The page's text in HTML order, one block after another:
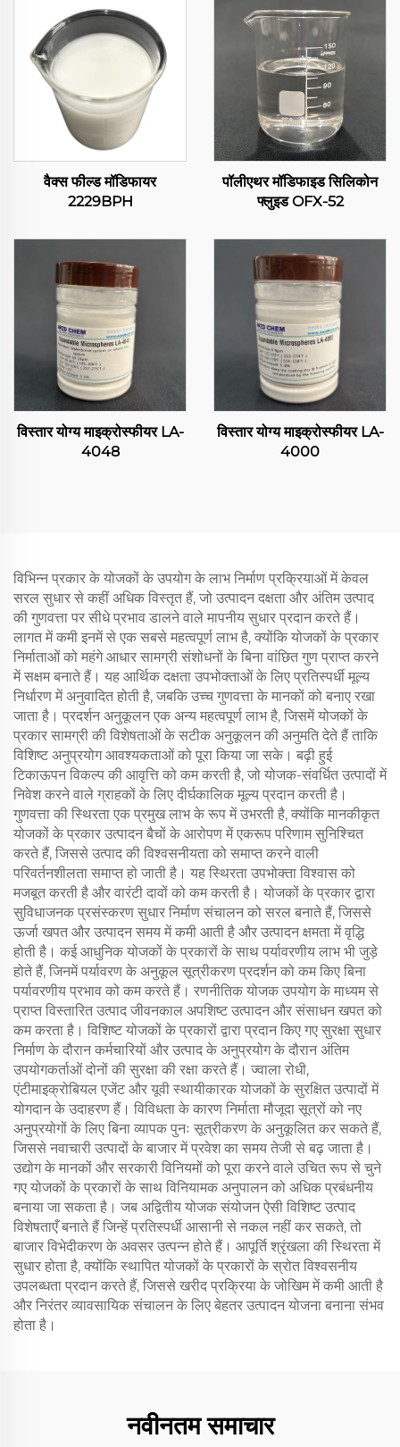
वैक्स फील्ड मॉडिफायर
2229BPH
पॉलीएथर मॉडिफाइड सिलिकोन
फ्लुइड OFX-52
विस्तार योग्य माइक्रोस्फीयर LA-
4048
विस्तार योग्य माइक्रोस्फीयर LA-
4000
विभिन्न प्रकार के योजकों के उपयोग के लाभ निर्माण प्रक्रियाओं में केवल
सरल सुधार से कहीं अधिक विस्तृत हैं, जो उत्पादन दक्षता और अंतिम उत्पाद
की गुणवत्ता पर सीधे प्रभाव डालने वाले मापनीय सुधार प्रदान करते हैं।
लागत में कमी इनमें से एक सबसे महत्वपूर्ण लाभ है, क्योंकि योजकों के प्रकार
निर्माताओं को महंगे आधार सामग्री संशोधनों के बिना वांछित गुण प्राप्त करने
में सक्षम बनाते हैं। यह आर्थिक दक्षता उपभोक्ताओं के लिए प्रतिस्पर्धी मूल्य
निर्धारण में अनुवादित होती है, जबकि उच्च गुणवत्ता के मानकों को बनाए रखा
जाता है। प्रदर्शन अनुकूलन एक अन्य महत्वपूर्ण लाभ है, जिसमें योजकों के
प्रकार सामग्री की विशेषताओं के सटीक अनुकूलन की अनुमति देते हैं ताकि
विशिष्ट अनुप्रयोग आवश्यकताओं को पूरा किया जा सके। बढ़ी हुई
टिकाऊपन विकल्प की आवृत्ति को कम करती है, जो योजक-संवर्धित उत्पादों में
निवेश करने वाले ग्राहकों के लिए दीर्घकालिक मूल्य प्रदान करती है।
गुणवत्ता की स्थिरता एक प्रमुख लाभ के रूप में उभरती है, क्योंकि मानकीकृत
योजकों के प्रकार उत्पादन बैचों के आरोपण में एकरूप परिणाम सुनिश्चित
करते हैं, जिससे उत्पाद की विश्वसनीयता को समाप्त करने वाली
परिवर्तनशीलता समाप्त हो जाती है। यह स्थिरता उपभोक्ता विश्वास को
मजबूत करती है और वारंटी दावों को कम करती है। योजकों के प्रकार द्वारा
सुविधाजनक प्रसंस्करण सुधार निर्माण संचालन को सरल बनाते हैं, जिससे
ऊर्जा खपत और उत्पादन समय में कमी आती है और उत्पादन क्षमता में वृद्धि
होती है। कई आधुनिक योजकों के प्रकारों के साथ पर्यावरणीय लाभ भी जुड़े
होते हैं, जिनमें पर्यावरण के अनुकूल सूत्रीकरण प्रदर्शन को कम किए बिना
पर्यावरणीय प्रभाव को कम करते हैं। रणनीतिक योजक उपयोग के माध्यम से
प्राप्त विस्तारित उत्पाद जीवनकाल अपशिष्ट उत्पादन और संसाधन खपत को
कम करता है। विशिष्ट योजकों के प्रकारों द्वारा प्रदान किए गए सुरक्षा सुधार
निर्माण के दौरान कर्मचारियों और उत्पाद के अनुप्रयोग के दौरान अंतिम
उपयोगकर्ताओं दोनों की सुरक्षा की रक्षा करते हैं। ज्वाला रोधी,
एंटीमाइक्रोबियल एजेंट और यूवी स्थायीकारक योजकों के सुरक्षित उत्पादों में
योगदान के उदाहरण हैं। विविधता के कारण निर्माता मौजूदा सूत्रों को नए
अनुप्रयोगों के लिए बिना व्यापक पुनः सूत्रीकरण के अनुकूलित कर सकते हैं,
जिससे नवाचारी उत्पादों के बाजार में प्रवेश का समय तेजी से बढ़ जाता है।
उद्योग के मानकों और सरकारी विनियमों को पूरा करने वाले उचित रूप से चुने
गए योजकों के प्रकारों के साथ विनियामक अनुपालन को अधिक प्रबंधनीय
बनाया जा सकता है। जब अद्वितीय योजक संयोजन ऐसी विशिष्ट उत्पाद
विशेषताएँ बनाते हैं जिन्हें प्रतिस्पर्धी आसानी से नकल नहीं कर सकते, तो
बाजार विभेदीकरण के अवसर उत्पन्न होते हैं। आपूर्ति श्रृंखला की स्थिरता में
सुधार होता है, क्योंकि स्थापित योजकों के प्रकारों के स्रोत विश्वसनीय
उपलब्धता प्रदान करते हैं, जिससे खरीद प्रक्रिया के जोखिम में कमी आती है
और निरंतर व्यावसायिक संचालन के लिए बेहतर उत्पादन योजना बनाना संभव
होता है।
नवीनतम समाचार